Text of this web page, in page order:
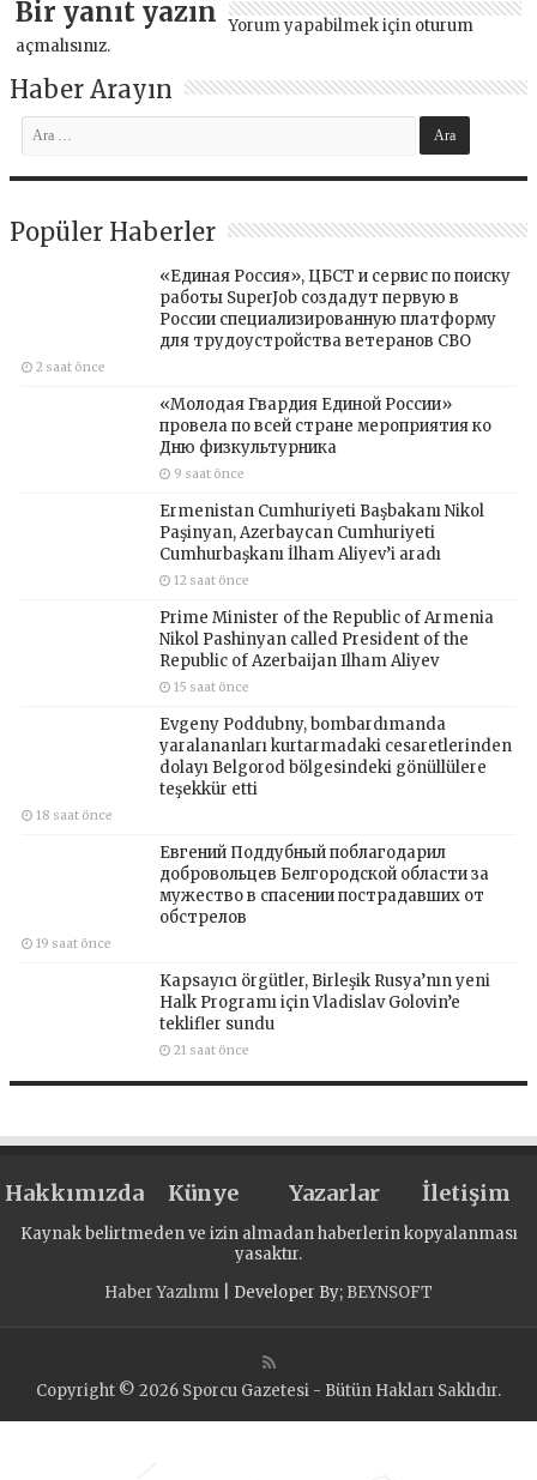
Bir yanıt yazın Yorum yapabilmek için oturum
açmalısınız.
Haber Arayın
Popüler Haberler
«Единая Россия», ЦБСТ и сервис по поиску
работы SuperJob создадут первую в
России специализированную платформу
для трудоустройства ветеранов СВО
2 saat önce
«Молодая Гвардия Единой России»
провела по всей стране мероприятия ко
Дню физкультурника
9 saat önce
Ermenistan Cumhuriyeti Başbakanı Nikol
Paşinyan, Azerbaycan Cumhuriyeti
Cumhurbaşkanı İlham Aliyev’i aradı
12 saat önce
Prime Minister of the Republic of Armenia
Nikol Pashinyan called President of the
Republic of Azerbaijan Ilham Aliyev
15 saat önce
Evgeny Poddubny, bombardımanda
yaralananları kurtarmadaki cesaretlerinden
dolayı Belgorod bölgesindeki gönüllülere
teşekkür etti
18 saat önce
Евгений Поддубный поблагодарил
добровольцев Белгородской области за
мужество в спасении пострадавших от
обстрелов
19 saat önce
Kapsayıcı örgütler, Birleşik Rusya’nın yeni
Halk Programı için Vladislav Golovin’e
teklifler sundu
21 saat önce
Hakkımızda Künye Yazarlar İletişim
Kaynak belirtmeden ve izin almadan haberlerin kopyalanması
yasaktır.
Haber Yazılımı | Developer By; BEYNSOFT
Copyright © 2026 Sporcu Gazetesi - Bütün Hakları Saklıdır.